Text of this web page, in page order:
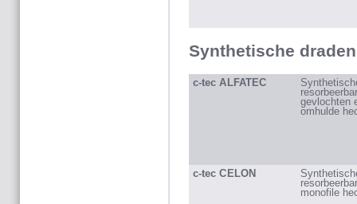
Synthetische draden
c-tec ALFATEC
gevlochten
omhulde
c-tec CELON
monofile